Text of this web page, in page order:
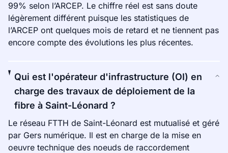
99% selon l’ARCEP. Le chiffre réel est sans doute
légèrement différent puisque les statistiques de
l’ARCEP ont quelques mois de retard et ne tiennent pas
encore compte des évolutions les plus récentes.
Qui est l'opérateur d'infrastructure (OI) en
charge des travaux de déploiement de la
fibre à Saint-Léonard ?
Le réseau FTTH de Saint-Léonard est mutualisé et géré
par Gers numérique. Il est en charge de la mise en
oeuvre technique des noeuds de raccordement